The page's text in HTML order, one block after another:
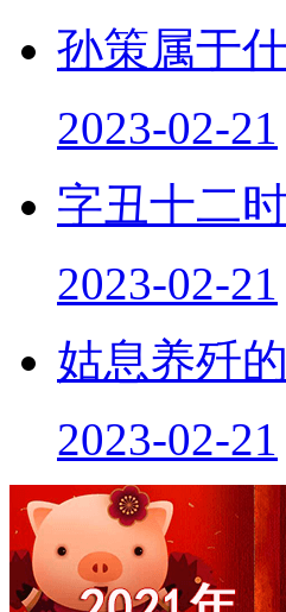
孙策属于
2023-02-21
字丑十二
2023-02-21
姑息养歼
2023-02-21